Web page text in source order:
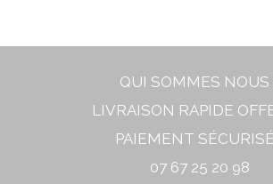
QUI SOMMES NOUS
LIVRAISON RAPIDE
PAIEMENT
07 67 25 20 98